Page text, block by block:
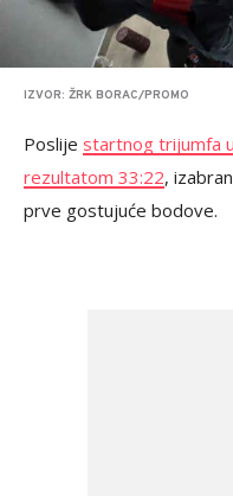
IZVOR: ŽRK BORAC/PROMO
Poslije startnog trijumfa
rezultatom 33:22,
prve gostujuće bodove.